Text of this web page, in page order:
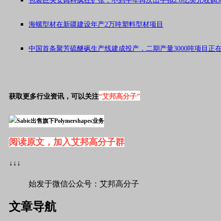
海螺型材在新疆建设年产2万吨塑料型材项目
中国首条聚芳硫醚砜生产线建成投产，二期产量3000吨项目正
获取更多行业资讯，可以关注“艾邦高分子”
阅读原文，加入艾邦高分子群
↓↓↓
始发于微信公众号：艾邦高分子
文章导航